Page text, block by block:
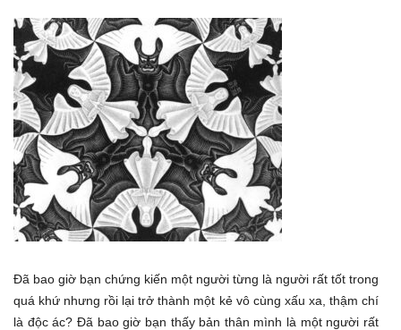
Đã bao giờ bạn chứng kiến một người từng là người rất tốt trong
quá khứ nhưng rồi lại trở thành một kẻ vô cùng xấu xa, thậm chí
là độc ác? Đã bao giờ bạn thấy bản thân mình là một người rất